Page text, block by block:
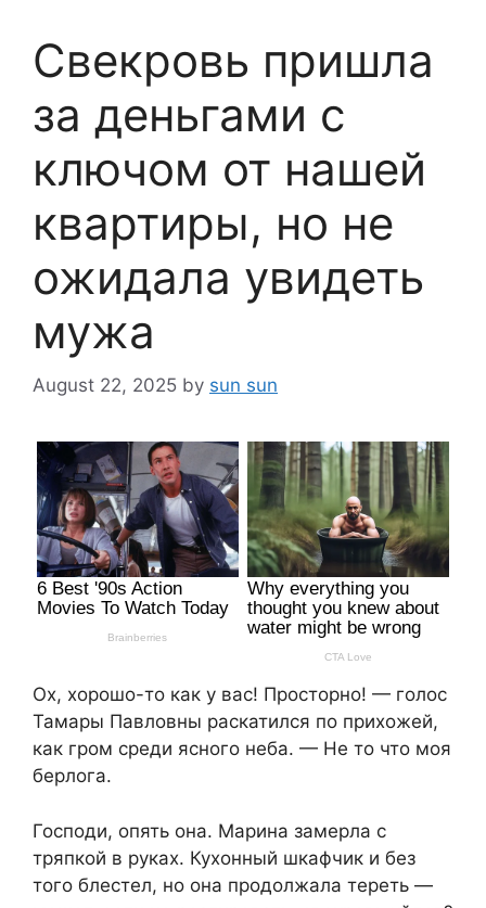
Свекровь пришла
за деньгами с
ключом от нашей
квартиры, но не
ожидала увидеть
мужа
August 22, 2025 by sun sun
Ох, хорошо-то как у вас! Просторно! — голос
Тамары Павловны раскатился по прихожей,
как гром среди ясного неба. — Не то что моя
берлога.
Господи, опять она. Марина замерла с
тряпкой в руках. Кухонный шкафчик и без
того блестел, но она продолжала тереть —